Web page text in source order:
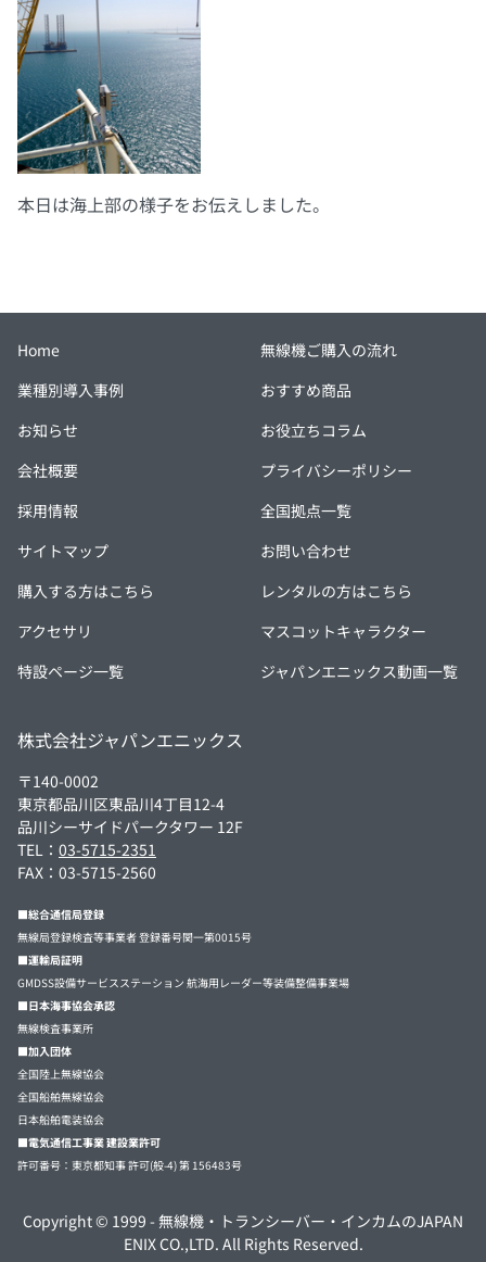
本日は海上部の様子をお伝えしました。
Home
無線機ご購入の流れ
業種別導入事例
おすすめ商品
お知らせ
お役立ちコラム
会社概要
プライバシーポリシー
採用情報
全国拠点一覧
サイトマップ
お問い合わせ
購入する方はこちら
レンタルの方はこちら
アクセサリ
マスコットキャラクター
特設ページ一覧
ジャパンエニックス動画一覧
株式会社ジャパンエニックス
〒140-0002
東京都品川区東品川4丁目12-4
品川シーサイドパークタワー 12F
TEL： 03-5715-2351
FAX：03-5715-2560
■総合通信局登録
無線局登録検査等事業者 登録番号関一第0015号
■運輸局証明
GMDSS設備サービスステーション 航海用レーダー等装備整備事業場
■日本海事協会承認
無線検査事業所
■加入団体
全国陸上無線協会
全国船舶無線協会
日本船舶電装協会
■電気通信工事業 建設業許可
許可番号：東京都知事 許可(般-4) 第 156483号
Copyright © 1999 - 無線機・トランシーバー・インカムのJAPAN
ENIX CO.,LTD. All Rights Reserved.